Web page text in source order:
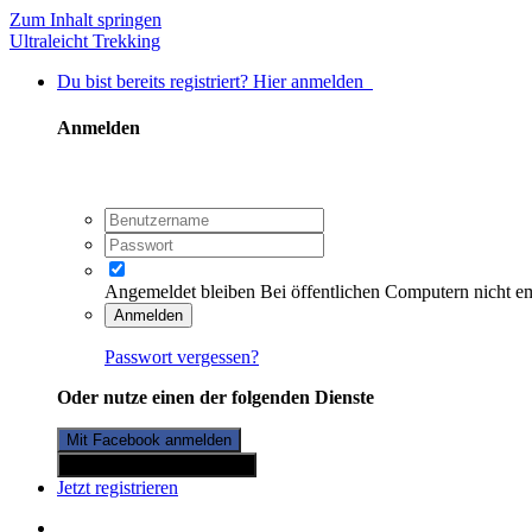
Zum Inhalt springen
Ultraleicht Trekking
Du bist bereits registriert? Hier anmelden
Anmelden
Angemeldet bleiben Bei öffentlichen Computern nicht
Anmelden
Passwort vergessen?
Oder nutze einen der folgenden Dienste
Mit Facebook anmelden
Jetzt registrieren